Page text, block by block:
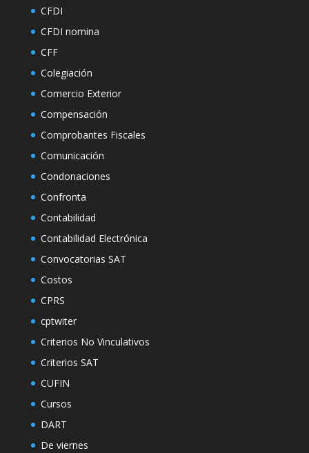
CFDI
CFDI nomina
CFF
Colegiación
Comercio Exterior
Compensación
Comprobantes Fiscales
Comunicación
Condonaciones
Confronta
Contabilidad
Contabilidad Electrónica
Convocatorias SAT
Costos
CPRS
cptwiter
Criterios No Vinculativos
Criterios SAT
CUFIN
Cursos
DART
De viernes